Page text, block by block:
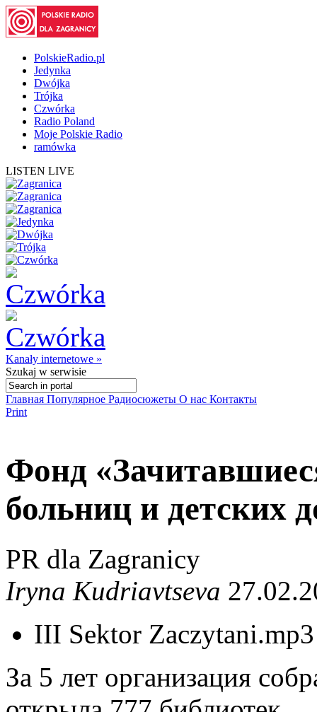
PolskieRadio.pl
Jedynka
Dwójka
Trójka
Czwórka
Radio Poland
Moje Polskie Radio
ramówka
LISTEN LIVE
Kanały internetowe »
Szukaj w serwisie
Главная Популярное Радиосюжеты О нас Контакты
Print
Фонд
больниц и детских
PR dla Zagranicy
Iryna Kudriavtseva
III Sektor Zaczytani.mp3
За 5 лет организация